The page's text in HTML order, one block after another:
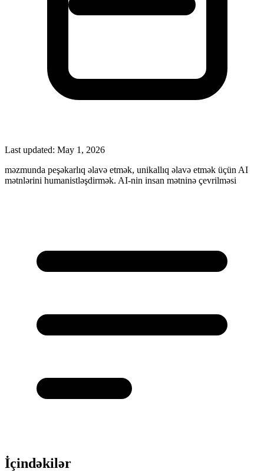
Last updated: May 1, 2026
məzmunda peşəkarlıq əlavə etmək, unikallıq əlavə etmək üçün AI
mətnlərini humanistləşdirmək. AI-nin insan mətninə çevrilməsi
İçindəkilər